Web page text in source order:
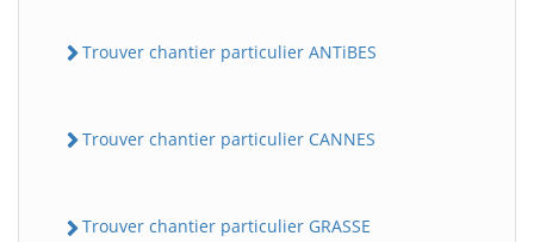
Trouver chantier particulier ANTiBES
Trouver chantier particulier CANNES
Trouver chantier particulier GRASSE